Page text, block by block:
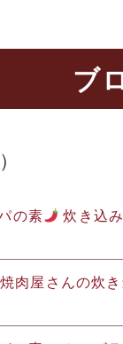
ブ
の素
炊き込
肉屋さんの炊